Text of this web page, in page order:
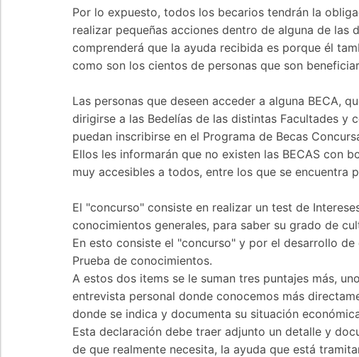
Por lo expuesto, todos los becarios tendrán la
realizar pequeñas acciones dentro de alguna de
comprenderá que la ayuda recibida es porque él
como son los cientos de personas que son
Las personas que deseen acceder a alguna BECA,
dirigirse a las Bedelías de las distintas Facultades y
puedan inscribirse en el Programa de Becas
Ellos les informarán que no existen las BECAS con
muy accesibles a todos, entre los que se encuentra
El "concurso" consiste en realizar un test de
conocimientos generales, para saber su grado de
En esto consiste el "concurso" y por el desarrollo
Prueba de conocimientos.
A estos dos items se le suman tres puntajes más,
entrevista personal donde conocemos más
donde se indica y documenta su situación
Esta declaración debe traer adjunto un detalle y
de que realmente necesita, la ayuda que está